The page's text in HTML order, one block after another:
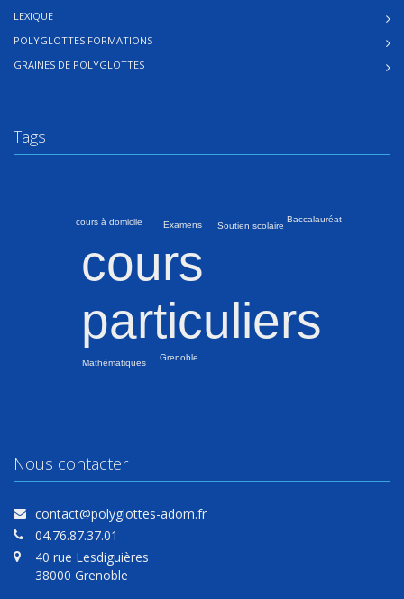
LEXIQUE
POLYGLOTTES FORMATIONS
GRAINES DE POLYGLOTTES
Tags
cours
particuliers
Baccalauréat
Soutien scolaire
Examens
cours à domicile
Mathématiques
Grenoble
Nous contacter
contact@polyglottes-adom.fr
04.76.87.37.01
40 rue Lesdiguières
38000 Grenoble